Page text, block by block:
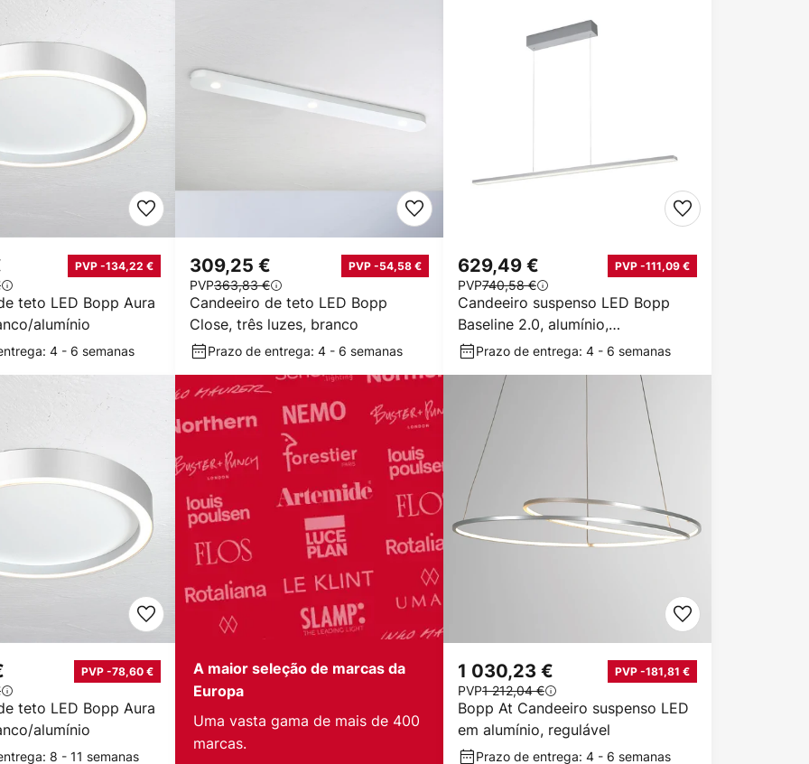
teto LED Bopp Aura
alumínio
PVP -134,22 €
4 - 6 semanas
Candeeiro de teto LED Bopp
Close, três luzes, branco
309,25 € PVP -54,58 €
PVP363,83 €
Prazo de entrega: 4 - 6 semanas
Candeeiro suspenso LED Bopp
Baseline 2.0, alumínio,
comprimento 119 cm
629,49 € PVP -111,09 €
PVP740,58 €
Prazo de entrega: 4 - 6 semanas
teto LED Bopp Aura
alumínio
PVP -78,60 €
8 - 11 semanas
A maior seleção de marcas da
Europa
Uma vasta gama de mais de 400
marcas.
Bopp At Candeeiro suspenso LED
em alumínio, regulável
1 030,23 € PVP -181,81 €
PVP1 212,04 €
Prazo de entrega: 4 - 6 semanas